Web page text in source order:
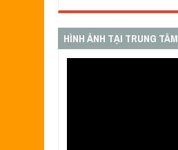
HÌNH ẢNH TẠI TRUNG TÂM